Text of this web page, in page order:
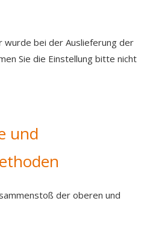
wurde bei der Auslieferung der
Sie die Einstellung bitte nicht
und
der oberen und